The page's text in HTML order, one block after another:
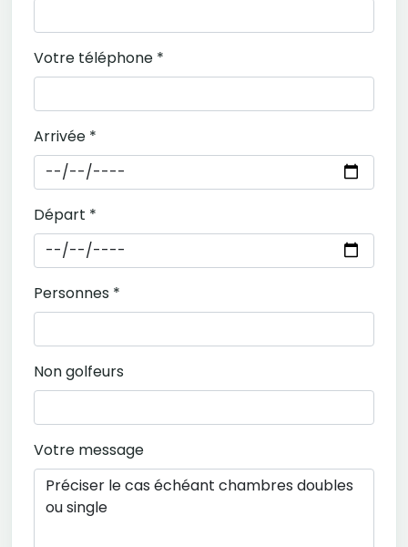
Votre téléphone *
Arrivée *
Départ *
Personnes *
Non golfeurs
Votre message